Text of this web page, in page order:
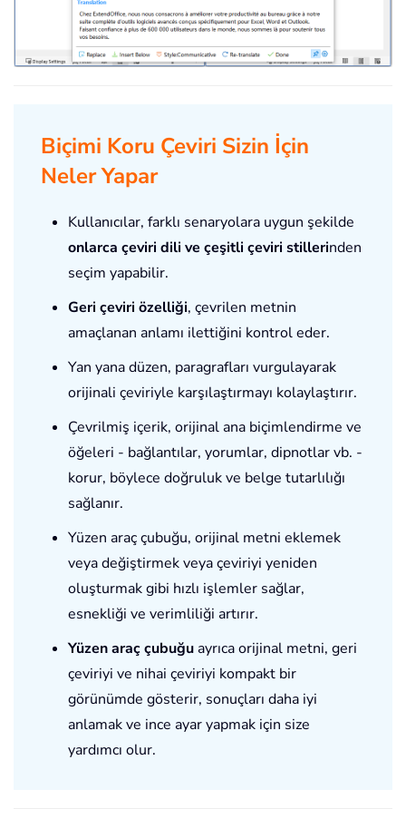
Biçimi Koru Çeviri Sizin İçin
Neler Yapar
Kullanıcılar, farklı senaryolara uygun şekilde
onlarca çeviri dili ve çeşitli çeviri stillerinden
seçim yapabilir.
Geri çeviri özelliği, çevrilen metnin
amaçlanan anlamı ilettiğini kontrol eder.
Yan yana düzen, paragrafları vurgulayarak
orijinali çeviriyle karşılaştırmayı kolaylaştırır.
Çevrilmiş içerik, orijinal ana biçimlendirme ve
öğeleri - bağlantılar, yorumlar, dipnotlar vb. -
korur, böylece doğruluk ve belge tutarlılığı
sağlanır.
Yüzen araç çubuğu, orijinal metni eklemek
veya değiştirmek veya çeviriyi yeniden
oluşturmak gibi hızlı işlemler sağlar,
esnekliği ve verimliliği artırır.
Yüzen araç çubuğuayrıca orijinal metni, geri
çeviriyi ve nihai çeviriyi kompakt bir
görünümde gösterir, sonuçları daha iyi
anlamak ve ince ayar yapmak için size
yardımcı olur.